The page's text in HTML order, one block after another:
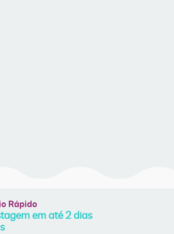
Rápido
em até 2 dias